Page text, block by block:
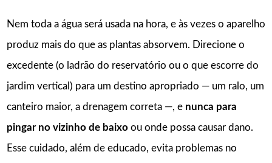
Nem toda a água será usada na hora, e às vezes o aparelho
produz mais do que as plantas absorvem. Direcione o
excedente (o ladrão do reservatório ou o que escorre do
jardim vertical) para um destino apropriado — um ralo, um
canteiro maior, a drenagem correta —, e nunca para
pingar no vizinho de baixoou onde possa causar dano.
Esse cuidado, além de educado, evita problemas no